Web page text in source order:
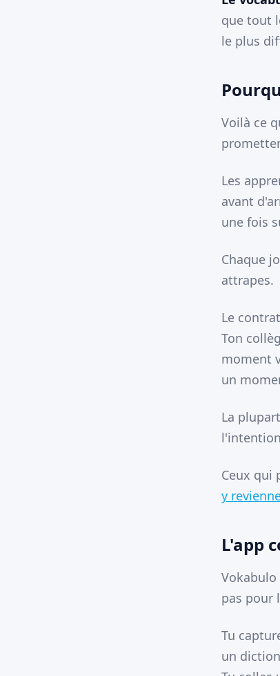
que tout
le plus
Voilà ce
Les
avant
une fois
Chaque
attrapes.
Le
Ton
moment
un
La
Ceux qui
y
L'app
pas pour
Tu
un